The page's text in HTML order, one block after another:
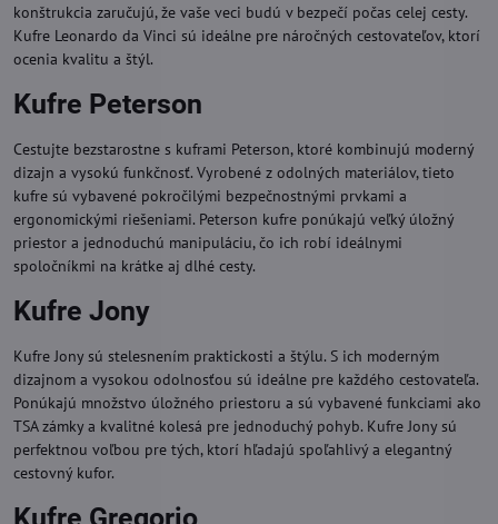
konštrukcia zaručujú, že vaše veci budú v bezpečí počas celej cesty.
Kufre Leonardo da Vinci sú ideálne pre náročných cestovateľov, ktorí
ocenia kvalitu a štýl.
Kufre Peterson
Cestujte bezstarostne s kuframi Peterson, ktoré kombinujú moderný
dizajn a vysokú funkčnosť. Vyrobené z odolných materiálov, tieto
kufre sú vybavené pokročilými bezpečnostnými prvkami a
ergonomickými riešeniami. Peterson kufre ponúkajú veľký úložný
priestor a jednoduchú manipuláciu, čo ich robí ideálnymi
spoločníkmi na krátke aj dlhé cesty.
Kufre Jony
Kufre Jony sú stelesnením praktickosti a štýlu. S ich moderným
dizajnom a vysokou odolnosťou sú ideálne pre každého cestovateľa.
Ponúkajú množstvo úložného priestoru a sú vybavené funkciami ako
TSA zámky a kvalitné kolesá pre jednoduchý pohyb. Kufre Jony sú
perfektnou voľbou pre tých, ktorí hľadajú spoľahlivý a elegantný
cestovný kufor.